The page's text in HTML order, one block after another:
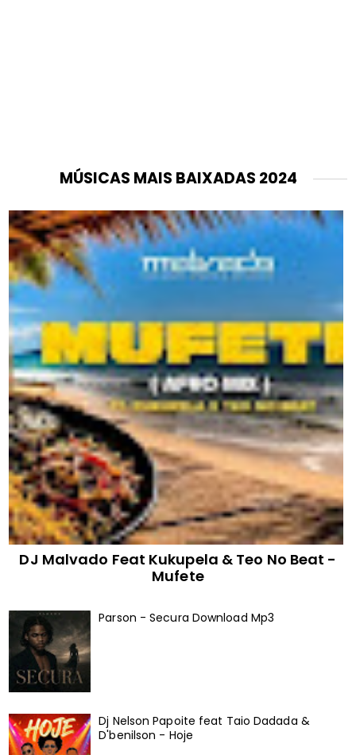
MÚSICAS MAIS BAIXADAS 2024
DJ Malvado Feat Kukupela & Teo No Beat -
Mufete
Parson - Secura Download Mp3
Dj Nelson Papoite feat Taio Dadada &
D'benilson - Hoje